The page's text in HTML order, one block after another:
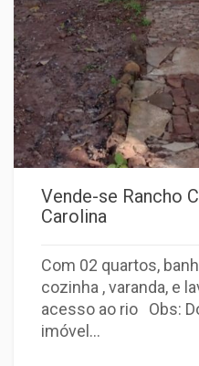
Vende-se Rancho
Carolina
Com 02 quartos,
cozinha , varanda, e
acesso ao rio Obs:
imóvel…